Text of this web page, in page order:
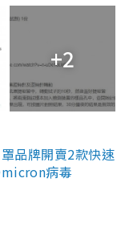
+2
品牌開賣2款快速
病毒